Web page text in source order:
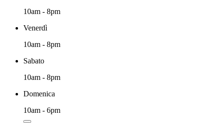
10am - 8pm
Venerdì
10am - 8pm
Sabato
10am - 8pm
Domenica
10am - 6pm